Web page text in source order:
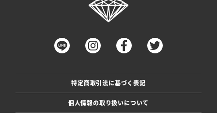
特定商取引法に基づく表記
個人情報の取り扱いについて